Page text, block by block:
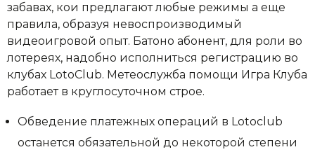
забавах, кои предлагают любые режимы а еще
правила, образуя невоспроизводимый
видеоигровой опыт. Батоно абонент, для роли во
лотереях, надобно исполниться регистрацию во
клубах LotoClub. Метеослужба помощи Игра Клуба
работает в круглосуточном строе.
Обведение платежных операций в Lotoclub
останется обязательной до некоторой степени